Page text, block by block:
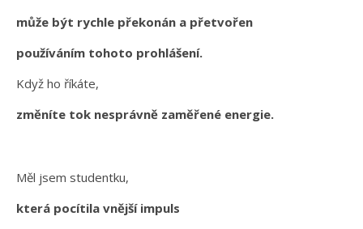
může být rychle překonán a přetvořen
používáním tohoto prohlášení.
Když ho říkáte,
změníte tok nesprávně zaměřené energie.
Měl jsem studentku,
která pocítila vnější impuls